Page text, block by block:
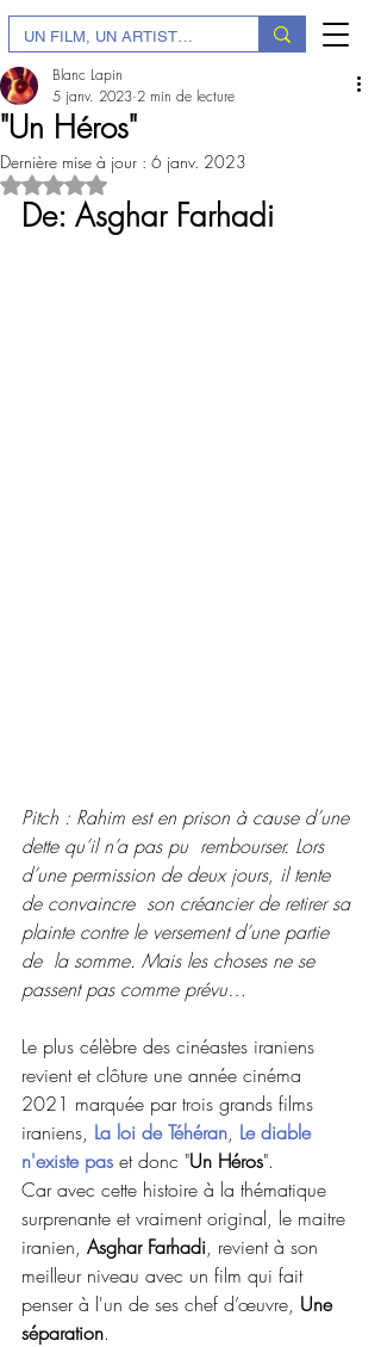
"Un Héros"
Blanc Lapin
5 janv. 2023 2 min de lecture
Dernière mise à jour : 6 janv. 2023
Noté NaN étoiles sur 5.
De: Asghar Farhadi
Pitch : Rahim est en prison à cause d’une
dette qu’il n’a pas pu  rembourser. Lors
d’une permission de deux jours, il tente
de convaincre  son créancier de retirer sa
plainte contre le versement d’une partie
de  la somme. Mais les choses ne se
passent pas comme prévu…
Le plus célèbre des cinéastes iraniens
revient et clôture une année cinéma
2021 marquée par trois grands films
iraniens, La loi de Téhéran, Le diable
n'existe pas et donc "Un Héros".
Car avec cette histoire à la thématique
surprenante et vraiment original, le maitre
iranien, Asghar Farhadi, revient à son
meilleur niveau avec un film qui fait
penser à l'un de ses chef d’œuvre, Une
séparation.